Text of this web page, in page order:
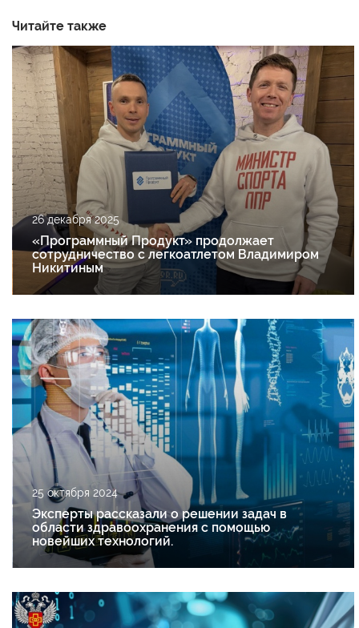
Читайте также
26 декабря 2025
«Программный Продукт» продолжает
сотрудничество с легкоатлетом Владимиром
Никитиным
25 октября 2024
Эксперты рассказали о решении задач в
области здравоохранения с помощью
новейших технологий.